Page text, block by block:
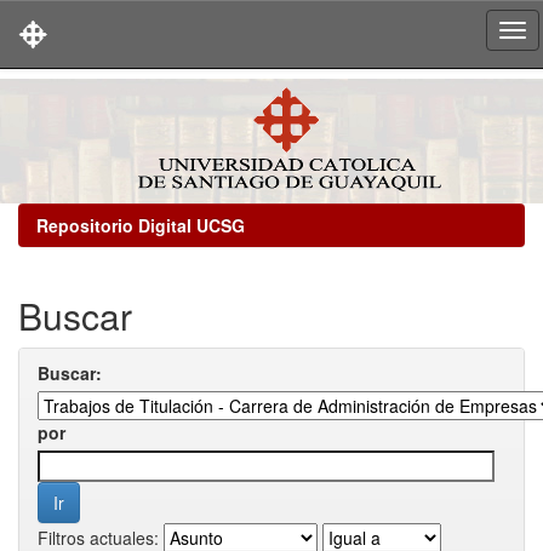
Repositorio Digital UCSG
Buscar
Buscar:
por
Filtros actuales: